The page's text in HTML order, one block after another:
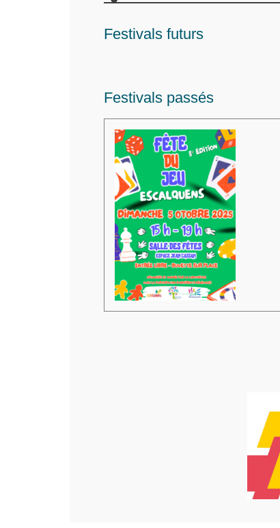
Festivals futurs
Festivals passés